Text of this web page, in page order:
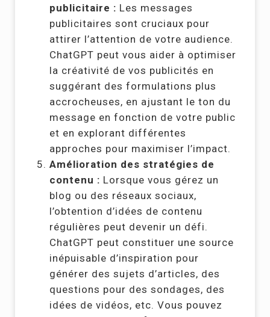
publicitaire : Les messages
publicitaires sont cruciaux pour
attirer l’attention de votre audience.
ChatGPT peut vous aider à optimiser
la créativité de vos publicités en
suggérant des formulations plus
accrocheuses, en ajustant le ton du
message en fonction de votre public
et en explorant différentes
approches pour maximiser l’impact.
Amélioration des stratégies de
contenu : Lorsque vous gérez un
blog ou des réseaux sociaux,
l’obtention d’idées de contenu
régulières peut devenir un défi.
ChatGPT peut constituer une source
inépuisable d’inspiration pour
générer des sujets d’articles, des
questions pour des sondages, des
idées de vidéos, etc. Vous pouvez